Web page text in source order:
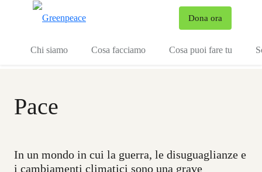
Dona ora
Chi siamo Cosa facciamo Cosa puoi fare tu
Pace
In un mondo in cui la guerra, le disuguaglianze e
i cambiamenti climatici sono una grave